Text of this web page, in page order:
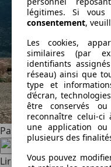
Partagez cet article
Lire aussi
légitimes. Si vous
consentement,
Les cookies,
similaires (par
identifiants
réseau) ainsi que
type et
d’écran,
être conservés
reconnaître celui-ci
une application
plusieurs des
Vous pouvez